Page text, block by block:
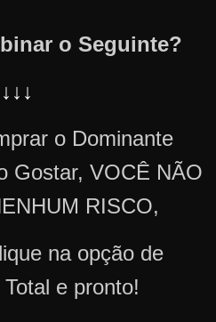
o Seguinte?
↓↓↓
o Dominante
Gostar, VOCÊ NÃO
RISCO,
na opção de
e pronto!